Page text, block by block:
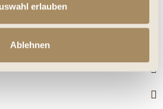
erlauben
Ablehnen